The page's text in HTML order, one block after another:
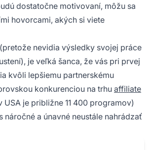
dostatočne motivovaní, môžu sa
hovorcami, akých si viete
nevidia výsledky svojej práce
je veľká šanca, že vás pri prvej
kvôli lepšiemu partnerskému
konkurenciou na trhuaffiliate
USA je približne 11 400 programov)
náročné a únavné neustále nahrádzať